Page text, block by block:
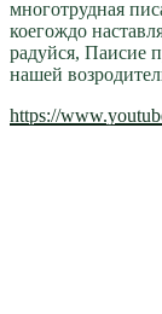
многотрудная
коегождо
радуйся, Паисие
нашей
https://